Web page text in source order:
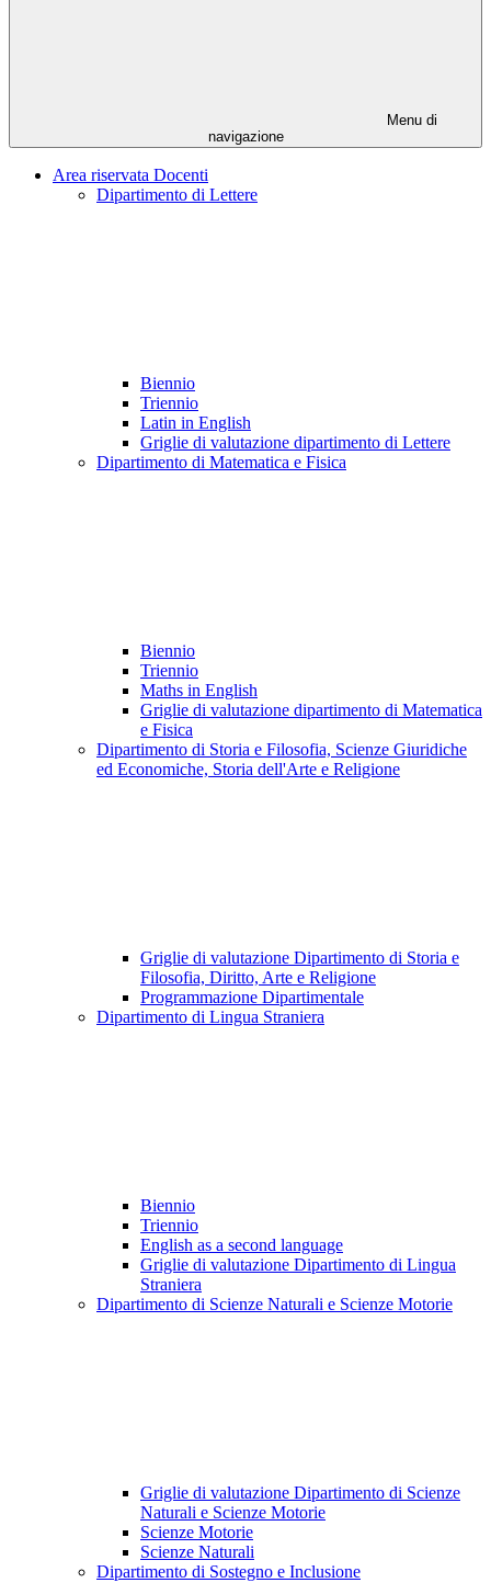
Menu di
navigazione
Area riservata Docenti
Dipartimento di Lettere
Biennio
Triennio
Latin in English
Griglie di valutazione dipartimento di Lettere
Dipartimento di Matematica e Fisica
Biennio
Triennio
Maths in English
Griglie di valutazione dipartimento di Matematica
e Fisica
Dipartimento di Storia e Filosofia, Scienze Giuridiche
ed Economiche, Storia dell'Arte e Religione
Griglie di valutazione Dipartimento di Storia e
Filosofia, Diritto, Arte e Religione
Programmazione Dipartimentale
Dipartimento di Lingua Straniera
Biennio
Triennio
English as a second language
Griglie di valutazione Dipartimento di Lingua
Straniera
Dipartimento di Scienze Naturali e Scienze Motorie
Griglie di valutazione Dipartimento di Scienze
Naturali e Scienze Motorie
Scienze Motorie
Scienze Naturali
Dipartimento di Sostegno e Inclusione